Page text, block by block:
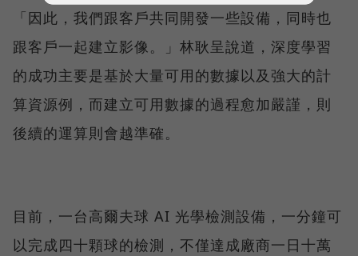
「因此，我們跟客戶共同開發一些設備，同時也
跟客戶一起建立影像。」林耿呈說道，深度學習
的成功主要是基於大量可用的數據以及強大的計
算資源例，而建立可用數據的過程愈加嚴謹，則
後續的運算則會越準確。
目前，一台高爾夫球 AI 光學檢測設備，一分鐘可
以完成四十顆球的檢測，不僅達成廠商一日十萬